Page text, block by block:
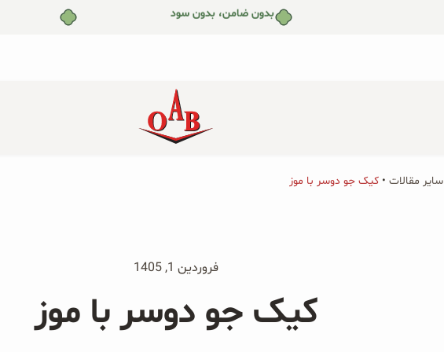
بدون ضامن، بدون سود
جو دوسر پرک صبحانه ارگانیک
جو دوسر پرک ارگانیک و هلو
جو دوسر پرک ارگانیک و سیب
سایر مقالات • کیک جو دوسر با موز
فروردین 1, 1405
کیک جو دوسر با موز